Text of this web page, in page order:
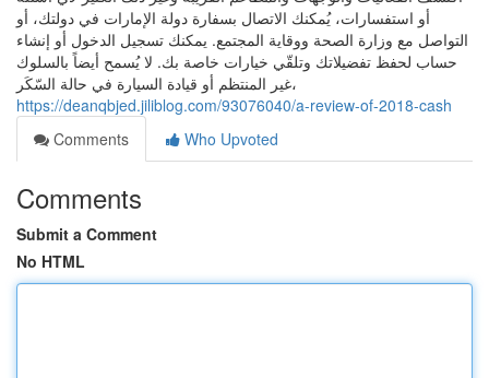
أو استفسارات، يُمكنك الاتصال بسفارة دولة الإمارات في دولتك، أو
التواصل مع وزارة الصحة ووقاية المجتمع. يمكنك تسجيل الدخول أو إنشاء
حساب لحفظ تفضيلاتك وتلقّي خيارات خاصة بك. لا يُسمح أيضاً بالسلوك
غير المنتظم أو قيادة السيارة في حالة السّكَر،
https://deanqbjed.jiliblog.com/93076040/a-review-of-2018-cash
Comments
Who Upvoted
Comments
Submit a Comment
No HTML